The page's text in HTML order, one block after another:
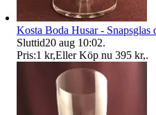
Kosta Boda Husar - Snapsglas
Sluttid20 aug 10:02.
Pris:1 kr,Eller Köp nu 395 kr,.